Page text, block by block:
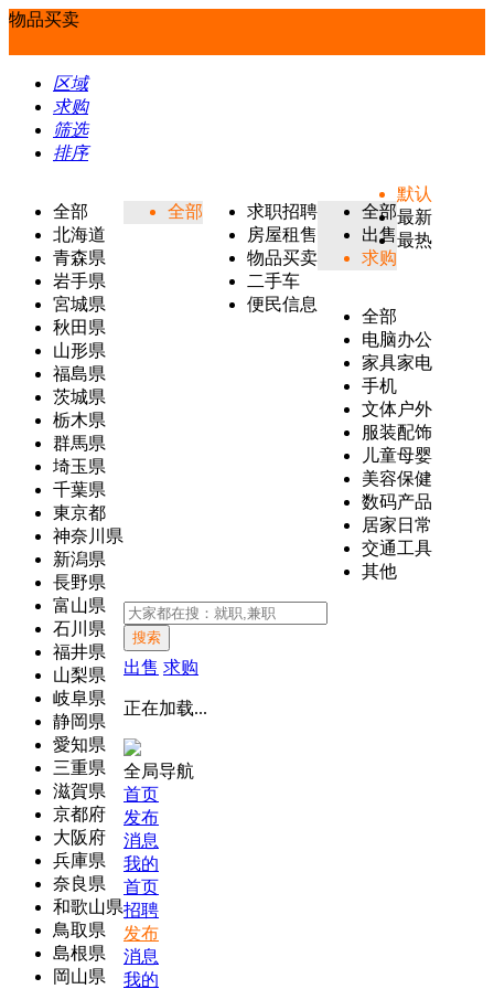
物品买卖
区域
求购
筛选
排序
全部
北海道
青森県
岩手県
宮城県
秋田県
山形県
福島県
茨城県
栃木県
群馬県
埼玉県
千葉県
東京都
神奈川県
新潟県
長野県
富山県
石川県
福井県
山梨県
岐阜県
静岡県
愛知県
三重県
滋賀県
京都府
大阪府
兵庫県
奈良県
和歌山県
鳥取県
島根県
岡山県
全部
求职招聘
房屋租售
物品买卖
二手车
便民信息
全部
出售
求购
全部
电脑办公
家具家电
手机
文体户外
服装配饰
儿童母婴
美容保健
数码产品
居家日常
交通工具
其他
默认
最新
最热
搜索
出售 求购
正在加载...
全局导航
首页
发布
消息
我的
首页
招聘
发布
消息
我的